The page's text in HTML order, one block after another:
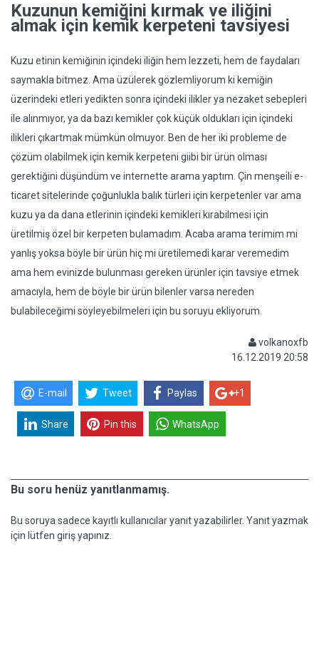
Kuzunun kemiğini kırmak ve iliğini
almak için kemik kerpeteni tavsiyesi
Kuzu etinin kemiğinin içindeki iliğin hem lezzeti, hem de faydaları
saymakla bitmez. Ama üzülerek gözlemliyorum ki kemiğin
üzerindeki etleri yedikten sonra içindeki ilikler ya nezaket sebepleri
ile alınmıyor, ya da bazı kemikler çok küçük oldukları için içindeki
ilikleri çıkartmak mümkün olmuyor. Ben de her iki probleme de
çözüm olabilmek için kemik kerpeteni giibi bir ürün olması
gerektiğini düşündüm ve internette arama yaptım. Çin menşeili e-
ticaret sitelerinde çoğunlukla balık türleri için kerpetenler var ama
kuzu ya da dana etlerinin içindeki kemikleri kırabilmesi için
üretilmiş özel bir kerpeten bulamadım. Acaba arama terimim mi
yanlış yoksa böyle bir ürün hiç mi üretilemedi karar veremedim
ama hem evinizde bulunması gereken ürünler için tavsiye etmek
amacıyla, hem de böyle bir ürün bilenler varsa nereden
bulabileceğimi söyleyebilmeleri için bu soruyu ekliyorum.
volkanoxfb
16.12.2019 20:58
E-mail Tweet Paylas +1
Share Pin this WhatsApp
Bu soru henüz yanıtlanmamış.
Bu soruya sadece kayıtlı kullanıcılar yanıt yazabilirler. Yanıt yazmak
için lütfen giriş yapınız.